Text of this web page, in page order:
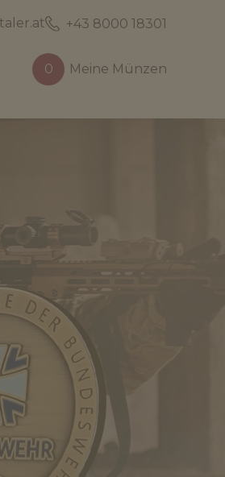
+43 8000 18301
0 Meine Münzen